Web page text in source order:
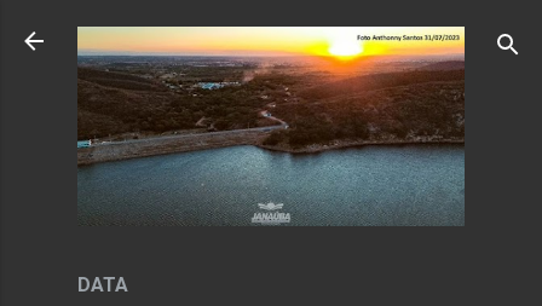
Pular para o conteúdo principal
DATA